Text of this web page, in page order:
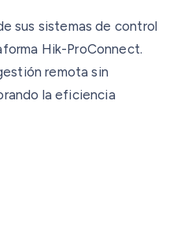
sus sistemas de control
Hik-ProConnect.
remota sin
la eficiencia